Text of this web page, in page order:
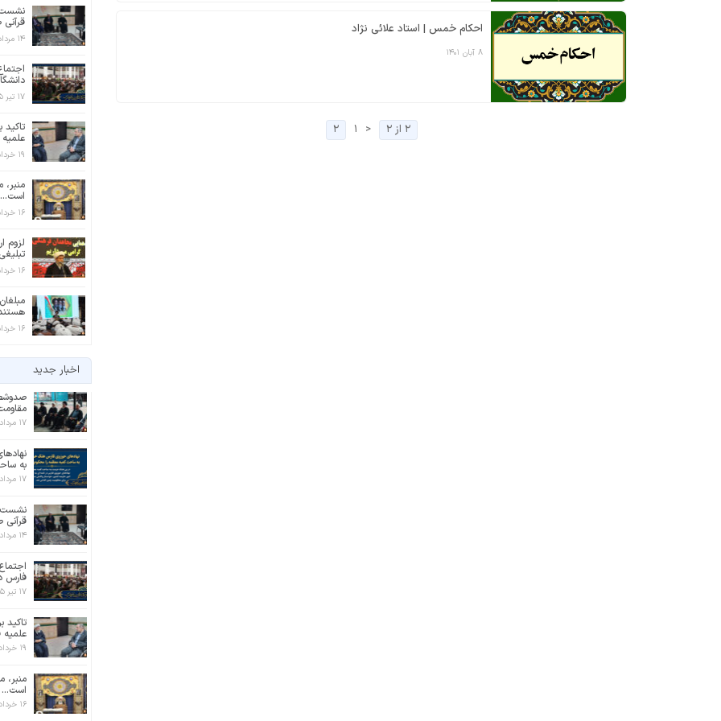
احکام خمس | استاد علائی نژاد
۸ آبان ۱۴۰۱
۲ از ۲ < ۱ ۲
نشست
۱۴ مرداد ۱۴۰۵
۱۷ تیر ۱۴۰۵
۱۹ خرداد ۱۴۰۵
منبر،
است...
۱۶ خرداد ۱۴۰۵
لزوم
۱۶ خرداد ۱۴۰۵
۱۶ خرداد ۱۴۰۵
اخبار جدید
۱۷ مرداد ۱۴۰۵
به
۱۷ مرداد ۱۴۰۵
نشست
قرآنی
۱۴ مرداد ۱۴۰۵
فارس
۱۷ تیر ۱۴۰۵
تاکید
۱۹ خرداد ۱۴۰۵
منبر،
است...
۱۶ خرداد ۱۴۰۵